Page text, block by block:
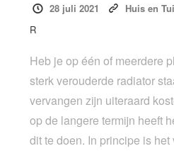
28 juli 2021 Huis en
R
Heb je op één of meerdere
sterk verouderde radiator
vervangen zijn uiteraard
op de langere termijn heeft
dit te doen. In principe is